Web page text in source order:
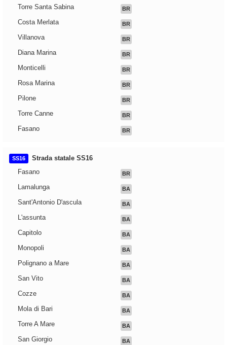
Torre Santa Sabina BR
Costa Merlata BR
Villanova BR
Diana Marina BR
Monticelli BR
Rosa Marina BR
Pilone BR
Torre Canne BR
Fasano BR
SS16
Strada statale SS16
Fasano
BR
Lamalunga BA
Sant'Antonio D'ascula BA
L'assunta BA
Capitolo BA
Monopoli BA
Polignano a Mare BA
San Vito BA
Cozze BA
Mola di Bari BA
Torre A Mare BA
San Giorgio BA